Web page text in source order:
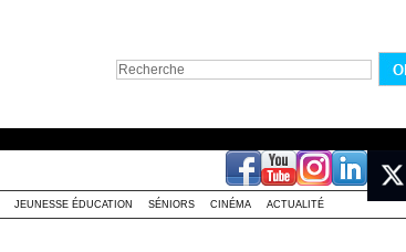
JEUNESSE ÉDUCATION SÉNIORS CINÉMA ACTUALITÉ